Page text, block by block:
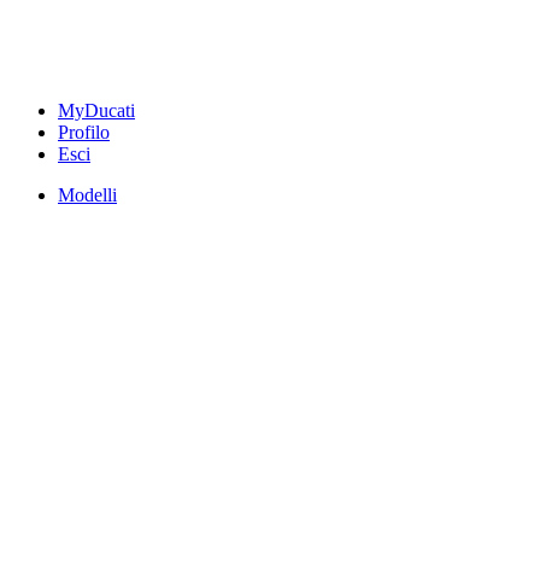
MyDucati
Profilo
Esci
Modelli